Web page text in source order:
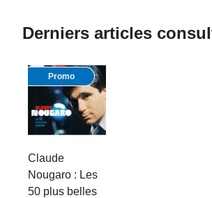
Derniers articles
Promo
Claude
Nougaro : Les
50 plus belles